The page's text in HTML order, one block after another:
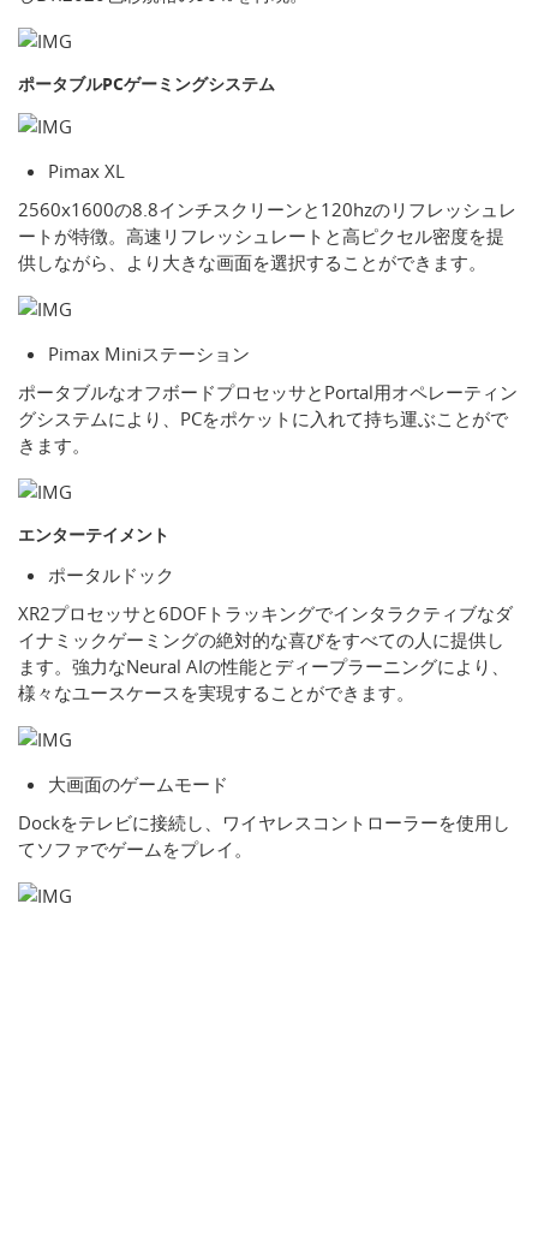
ポータブルPCゲーミングシステム
Pimax XL
2560x1600の8.8インチスクリーンと120hzのリフレッシュレ
ートが特徴。高速リフレッシュレートと高ピクセル密度を提
供しながら、より大きな画面を選択することができます。
Pimax Miniステーション
ポータブルなオフボードプロセッサとPortal用オペレーティン
グシステムにより、PCをポケットに入れて持ち運ぶことがで
きます。
エンターテイメント
ポータルドック
XR2プロセッサと6DOFトラッキングでインタラクティブなダ
イナミックゲーミングの絶対的な喜びをすべての人に提供し
ます。強力なNeural AIの性能とディープラーニングにより、
様々なユースケースを実現することができます。
大画面のゲームモード
Dockをテレビに接続し、ワイヤレスコントローラーを使用し
てソファでゲームをプレイ。